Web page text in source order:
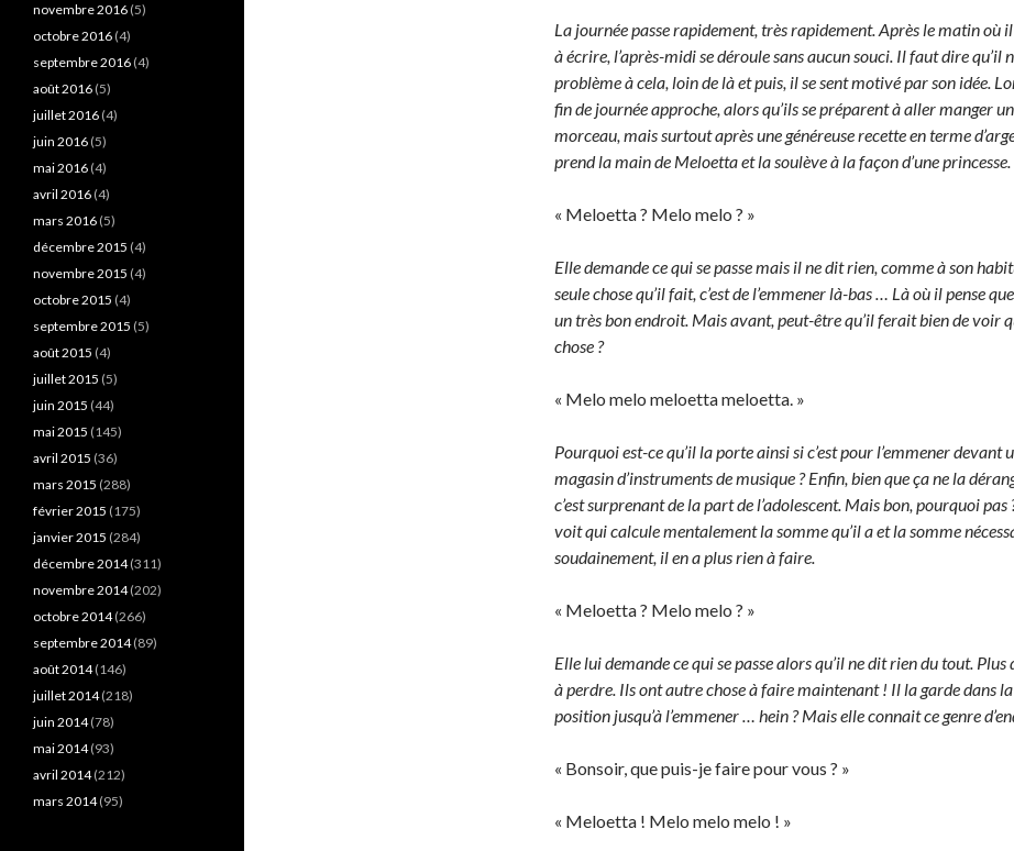
La journée passe rapidement, très rapidement. Après le matin où
à écrire, l’après-midi se déroule sans aucun souci. Il faut dire qu’il
problème à cela, loin de là et puis, il se sent motivé par son idée.
fin de journée approche, alors qu’ils se préparent à aller manger un
morceau, mais surtout après une généreuse recette en terme
prend la main de Meloetta et la soulève à la façon d’une princesse.
« Meloetta ? Melo melo ? »
Elle demande ce qui se passe mais il ne dit rien, comme à son
seule chose qu’il fait, c’est de l’emmener là-bas … Là où il pense
un très bon endroit. Mais avant, peut-être qu’il ferait bien de voir
chose ?
« Melo melo meloetta meloetta. »
Pourquoi est-ce qu’il la porte ainsi si c’est pour l’emmener devant
magasin d’instruments de musique ? Enfin, bien que ça ne la
c’est surprenant de la part de l’adolescent. Mais bon, pourquoi pas
voit qui calcule mentalement la somme qu’il a et la somme
soudainement, il en a plus rien à faire.
« Meloetta ? Melo melo ? »
Elle lui demande ce qui se passe alors qu’il ne dit rien du tout. Plus
à perdre. Ils ont autre chose à faire maintenant ! Il la garde dans
position jusqu’à l’emmener … hein ? Mais elle connait ce genre
« Bonsoir, que puis-je faire pour vous ? »
« Meloetta ! Melo melo melo ! »
novembre 2016 (5)
octobre 2016 (4)
septembre 2016 (4)
août 2016 (5)
juillet 2016 (4)
juin 2016 (5)
mai 2016 (4)
avril 2016 (4)
mars 2016 (5)
décembre 2015 (4)
novembre 2015 (4)
octobre 2015 (4)
septembre 2015 (5)
août 2015 (4)
juillet 2015 (5)
juin 2015 (44)
mai 2015 (145)
avril 2015 (36)
mars 2015 (288)
février 2015 (175)
janvier 2015 (284)
décembre 2014(311)
novembre 2014(202)
octobre 2014(266)
septembre 2014(89)
août 2014(146)
juillet 2014(218)
juin 2014(78)
mai 2014(93)
avril 2014(212)
mars 2014(95)